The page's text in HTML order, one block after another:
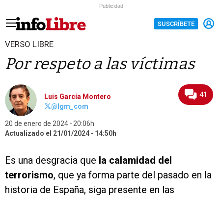
Publicidad
SUSCRÍBETE
VERSO LIBRE
Por respeto a las víctimas
Luis García Montero
@lgm_com
20 de enero de 2024
20:06h
Actualizado el 21/01/2024
14:50h
41
Es una desgracia que la calamidad del
terrorismo, que ya forma parte del pasado en la
historia de España, siga presente en las